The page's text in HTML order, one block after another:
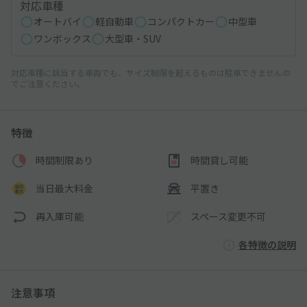
対応車種
オートバイ 軽自動車 コンパクトカー
中型車
ワンボックス
大型車・SUV
対応車種に該当する車両でも、サイズ制限を超えるものは駐車できませんの
でご注意ください。
特徴
時間制限あり 時間貸し可能
当日最大料金 平置き
再入庫可能 スペース変更不可
各特徴の説明
注意事項